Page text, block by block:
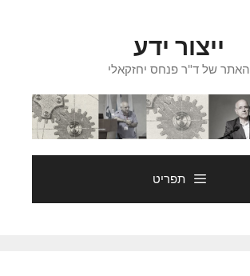
ייצור ידע
האתר של ד"ר פנחס יחזקאלי
תפריט